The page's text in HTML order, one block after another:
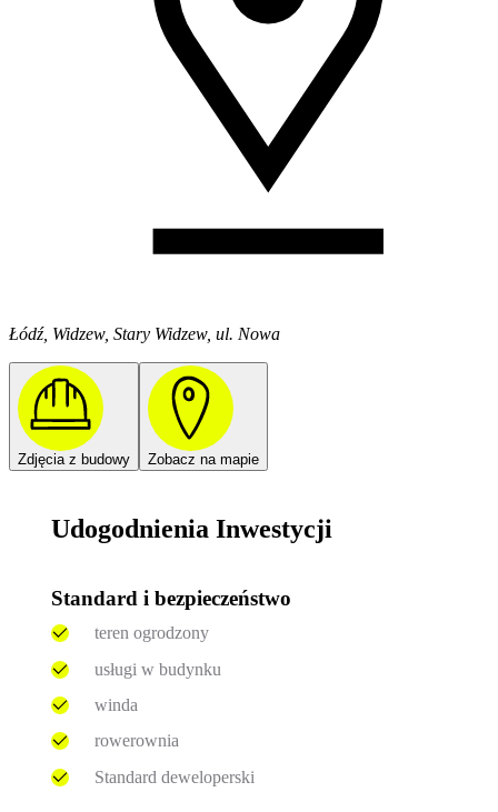
Łódź, Widzew, Stary Widzew, ul. Nowa
Zdjęcia z budowy Zobacz na mapie
Udogodnienia Inwestycji
Standard i bezpieczeństwo
teren ogrodzony
usługi w budynku
winda
rowerownia
Standard deweloperski